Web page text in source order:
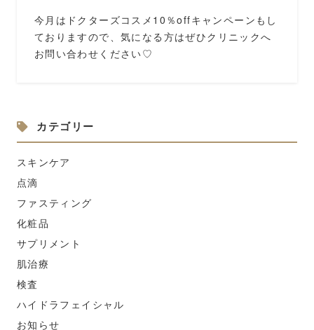
今月はドクターズコスメ10％offキャンペーンもし
ておりますので、気になる方はぜひクリニックへ
お問い合わせください♡
カテゴリー
スキンケア
点滴
ファスティング
化粧品
サプリメント
肌治療
検査
ハイドラフェイシャル
お知らせ